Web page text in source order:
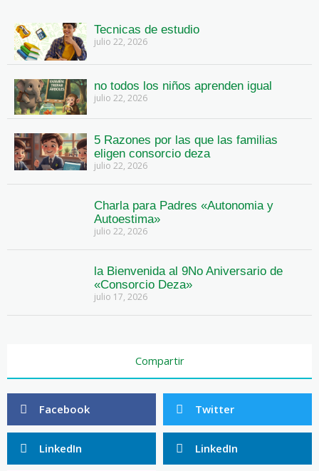
Tecnicas de estudio
julio 22, 2026
no todos los niños aprenden igual
julio 22, 2026
5 Razones por las que las familias
eligen consorcio deza
julio 22, 2026
Charla para Padres «Autonomia y
Autoestima»
julio 22, 2026
la Bienvenida al 9No Aniversario de
«Consorcio Deza»
julio 17, 2026
Compartir
Facebook Twitter
LinkedIn LinkedIn